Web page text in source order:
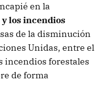
en la
y los incendios
de la disminución
Unidas, entre el
incendios forestales
de forma